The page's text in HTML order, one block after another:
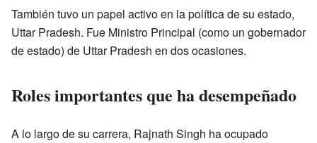
También tuvo un papel activo en la política de su estado,
Uttar Pradesh. Fue Ministro Principal (como un gobernador
de estado) de Uttar Pradesh en dos ocasiones.
Roles importantes que ha desempeñado
A lo largo de su carrera, Rajnath Singh ha ocupado